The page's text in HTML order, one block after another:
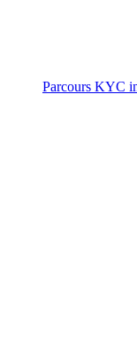
Parcours KYC